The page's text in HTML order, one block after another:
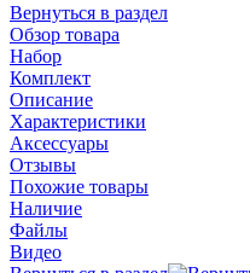
Вернуться в раздел
Обзор товара
Набор
Комплект
Описание
Характеристики
Аксессуары
Отзывы
Похожие товары
Наличие
Файлы
Видео